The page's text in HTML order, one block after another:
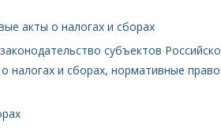
акты о налогах и сборах
субъектов
и сборах, нормативные